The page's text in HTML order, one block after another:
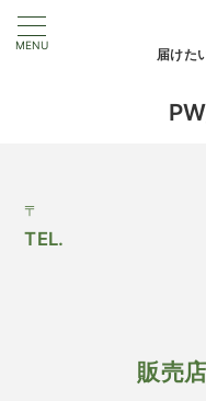
MENU
届けた
〒
TEL.
販売